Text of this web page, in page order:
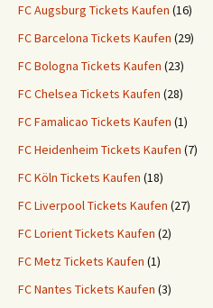
FC Augsburg Tickets Kaufen (16)
FC Barcelona Tickets Kaufen (29)
FC Bologna Tickets Kaufen (23)
FC Chelsea Tickets Kaufen (28)
FC Famalicao Tickets Kaufen (1)
FC Heidenheim Tickets Kaufen (7)
FC Köln Tickets Kaufen (18)
FC Liverpool Tickets Kaufen (27)
FC Lorient Tickets Kaufen (2)
FC Metz Tickets Kaufen (1)
FC Nantes Tickets Kaufen (3)